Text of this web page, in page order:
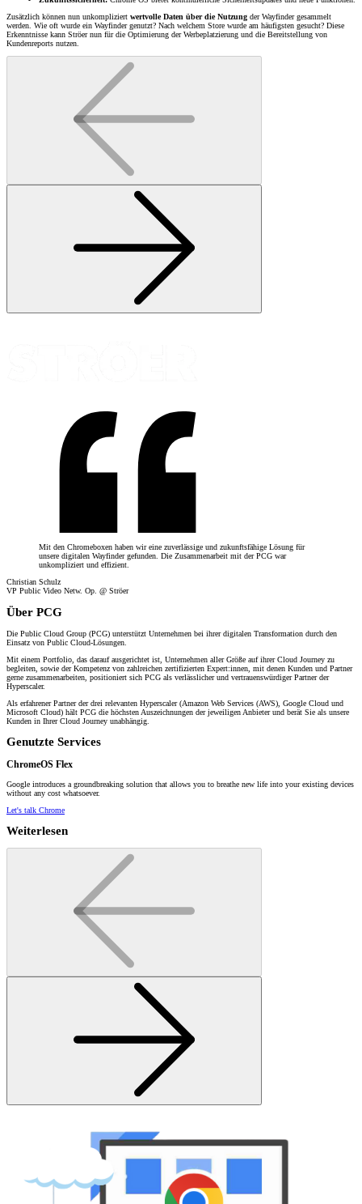
Zusätzlich können nun unkompliziert wertvolle Daten über die Nutzung der Wayfinder gesammelt
werden. Wie oft wurde ein Wayfinder genutzt? Nach welchem Store wurde am häufigsten gesucht? Diese
Erkenntnisse kann Ströer nun für die Optimierung der Werbeplatzierung und die Bereitstellung von
Kundenreports nutzen.
Mit den Chromeboxen haben wir eine zuverlässige und zukunftsfähige Lösung für
unsere digitalen Wayfinder gefunden. Die Zusammenarbeit mit der PCG war
unkompliziert und effizient.
Christian Schulz
VP Public Video Netw. Op. @ Ströer
Über PCG
Die Public Cloud Group (PCG) unterstützt Unternehmen bei ihrer digitalen Transformation durch den
Einsatz von Public Cloud-Lösungen.
Mit einem Portfolio, das darauf ausgerichtet ist, Unternehmen aller Größe auf ihrer Cloud Journey zu
begleiten, sowie der Kompetenz von zahlreichen zertifizierten Expert:innen, mit denen Kunden und Partner
gerne zusammenarbeiten, positioniert sich PCG als verlässlicher und vertrauenswürdiger Partner der
Hyperscaler.
Als erfahrener Partner der drei relevanten Hyperscaler (Amazon Web Services (AWS), Google Cloud und
Microsoft Cloud) hält PCG die höchsten Auszeichnungen der jeweiligen Anbieter und berät Sie als unsere
Kunden in Ihrer Cloud Journey unabhängig.
Genutzte Services
ChromeOS Flex
Google introduces a groundbreaking solution that allows you to breathe new life into your existing devices
without any cost whatsoever.
Let's talk Chrome
Weiterlesen